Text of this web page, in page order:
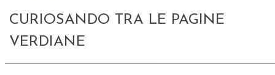
CURIOSANDO TRA LE PAGINE
VERDIANE